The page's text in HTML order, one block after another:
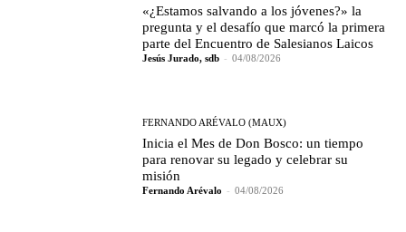
«¿Estamos salvando a los jóvenes?» la
pregunta y el desafío que marcó la primera
parte del Encuentro de Salesianos Laicos
Jesús Jurado, sdb - 04/08/2026
FERNANDO ARÉVALO (MAUX)
Inicia el Mes de Don Bosco: un tiempo
para renovar su legado y celebrar su
misión
Fernando Arévalo - 04/08/2026